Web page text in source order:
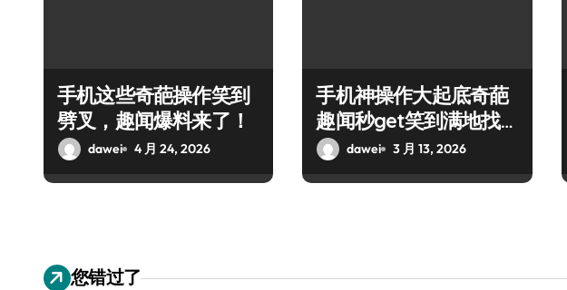
手机这些奇葩操作笑到
劈叉，趣闻爆料来了！
dawei 4 月 24, 2026
手机神操作大起底奇葩
趣闻秒get笑到满地找
牙
dawei 3 月 13, 2026
您错过了